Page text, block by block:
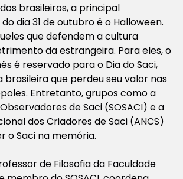
brasileiros, a principal
dia 31 de outubro é o Halloween.
que defendem a cultura
da estrangeira. Para eles, o
é reservado para o Dia do Saci,
brasileira que perdeu seu valor nas
Entretanto, grupos como a
de Saci (SOSACI) e a
dos Criadores de Saci (ANCS)
o Saci na memória.
de Filosofia da Faculdade